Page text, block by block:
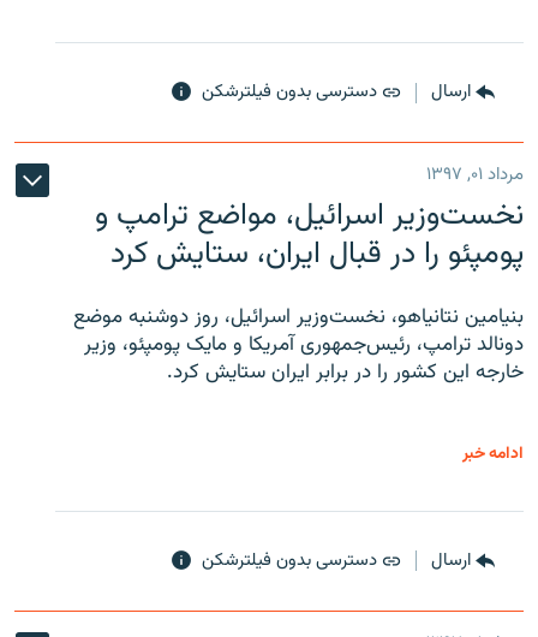
ارسال دسترسی بدون فیلترشکن
مرداد ۰۱, ۱۳۹۷
نخست‌وزیر اسرائیل، مواضع ترامپ و
پومپئو را در قبال ایران، ستایش کرد
بنیامین نتانیاهو، نخست‌وزیر اسرائیل، روز دوشنبه موضع
دونالد ترامپ، رئیس‌جمهوری آمریکا و مایک پومپئو، وزیر
خارجه این کشور را در برابر ایران ستایش کرد.
ادامه خبر
ارسال دسترسی بدون فیلترشکن